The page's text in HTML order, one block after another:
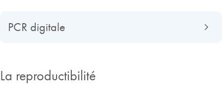
PCR digitale
La reproductibilité